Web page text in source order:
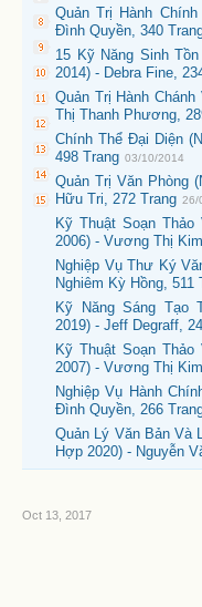
Quản Trị Hành
Đình Quyền, 340
15 Kỹ Năng Sinh
2014) - Debra Fine,
Quản Trị Hành
Thị Thanh Phương,
Chính Thể Đại Diện
498 Trang 03/10/2014
Quản Trị Văn Phòng
Hữu Tri, 272 Trang 26/
Kỹ Thuật Soạn
2006) - Vương Thị
Nghiệp Vụ Thư Ký
Nghiêm Kỳ Hồng, 511
Kỹ Năng Sáng Tạo
2019) - Jeff Degraff,
Kỹ Thuật Soạn
2007) - Vương Thị
Nghiệp Vụ Hành
Đình Quyền, 266
Quản Lý Văn Bản Và
Hợp 2020) - Nguyễn
Oct 13, 2017